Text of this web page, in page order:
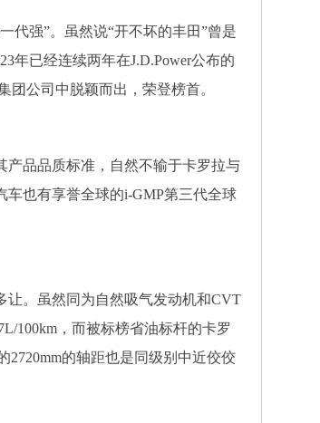
代强”。虽然说“开不坏的丰田”曾是
年已经连续两年在J.D.Power公布的
团公司中脱颖而出，荣登榜首。
产品品质标准，自然不输于卡罗拉与
也有享誉全球的i-GMP第三代全球
让。虽然同为自然吸气发动机和CVT
100km，而被标榜省油标杆的卡罗
2720mm的轴距也是同级别中近佼佼